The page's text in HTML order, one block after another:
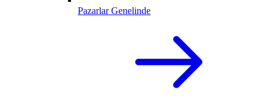
Pazarlar Genelinde